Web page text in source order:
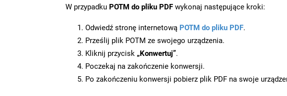
W przypadku POTM do pliku PDF wykonaj następujące kroki:
Odwiedź stronę internetową POTM do pliku PDF.
Prześlij plik POTM ze swojego urządzenia.
Kliknij przycisk „Konwertuj”.
Poczekaj na zakończenie konwersji.
Po zakończeniu konwersji pobierz plik PDF na swoje